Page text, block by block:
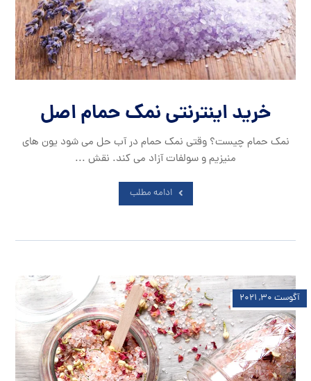
خرید اینترنتی نمک حمام اصل
نمک حمام چیست؟ وقتی نمک حمام در آب حل می شود یون های
منیزیم و سولفات آزاد می کند. نقش ...
ادامه مطلب
آگوست ۳۰, ۲۰۲۱